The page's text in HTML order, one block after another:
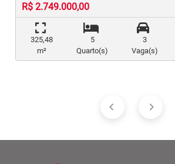
R$ 2.749.000,00
325,48
m²
5
Quarto(s)
3
Vaga(s)